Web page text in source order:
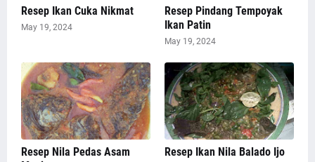
Resep Ikan Cuka Nikmat
May 19, 2024
Resep Pindang Tempoyak
Ikan Patin
May 19, 2024
Resep Nila Pedas Asam
Resep Ikan Nila Balado Ijo